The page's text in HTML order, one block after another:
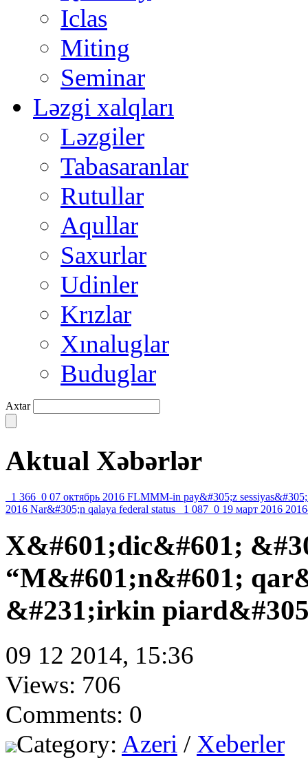
Iclas
Miting
Seminar
Ləzgi xalqları
Ləzgiler
Tabasaranlar
Rutullar
Aqullar
Saxurlar
Udinler
Krızlar
Xınaluglar
Buduglar
Axtar
Aktual Xəbərlər
1 366 0 07 октябрь 2016 FLMMM-in pay&#305;z sessiyas&#305;
2016 Nar&#305;n qalaya federal status 1 087 0 19 март 2016
X&#601;dic&#601;
“M&#601;n&#601;
&#231;irkin
09 12 2014, 15:36
Views: 706
Comments: 0
Category: Azeri / Xeberler